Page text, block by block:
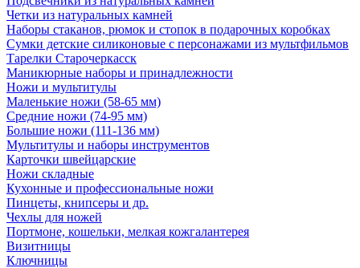
Четки из натуральных камней
Наборы стаканов, рюмок и стопок в подарочных коробках
Сумки детские силиконовые с персонажами из мультфильмов
Тарелки Старочеркасск
Маникюрные наборы и принадлежности
Ножи и мультитулы
Маленькие ножи (58-65 мм)
Средние ножи (74-95 мм)
Большие ножи (111-136 мм)
Мультитулы и наборы инструментов
Карточки швейцарские
Ножи складные
Кухонные и профессиональные ножи
Пинцеты, книпсеры и др.
Чехлы для ножей
Портмоне, кошельки, мелкая кожгалантерея
Визитницы
Ключницы